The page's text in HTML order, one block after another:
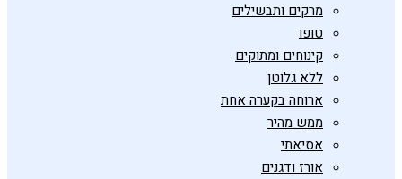
מרקים ותבשילים
טופו
קינוחים ומתוקים
ללא גלוטן
ארוחה בקערה אחת
ממש מהיר
אסיאתי
אורז ודגנים